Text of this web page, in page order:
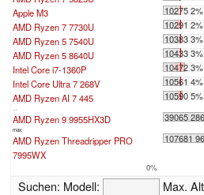
Apple M3
10275 2%
AMD Ryzen 7 7730U
10291 2%
AMD Ryzen 5 7540U
10383 3%
AMD Ryzen 5 8640U
10433 3%
Intel Core i7-1360P
10472 3%
Intel Core Ultra 7 268V
10561 4%
AMD Ryzen AI 7 445
10590 5%
AMD Ryzen 9 9955HX3D 39065
max:
AMD Ryzen Threadripper PRO
7995WX
107681
0%
Suchen: Modell: Max.